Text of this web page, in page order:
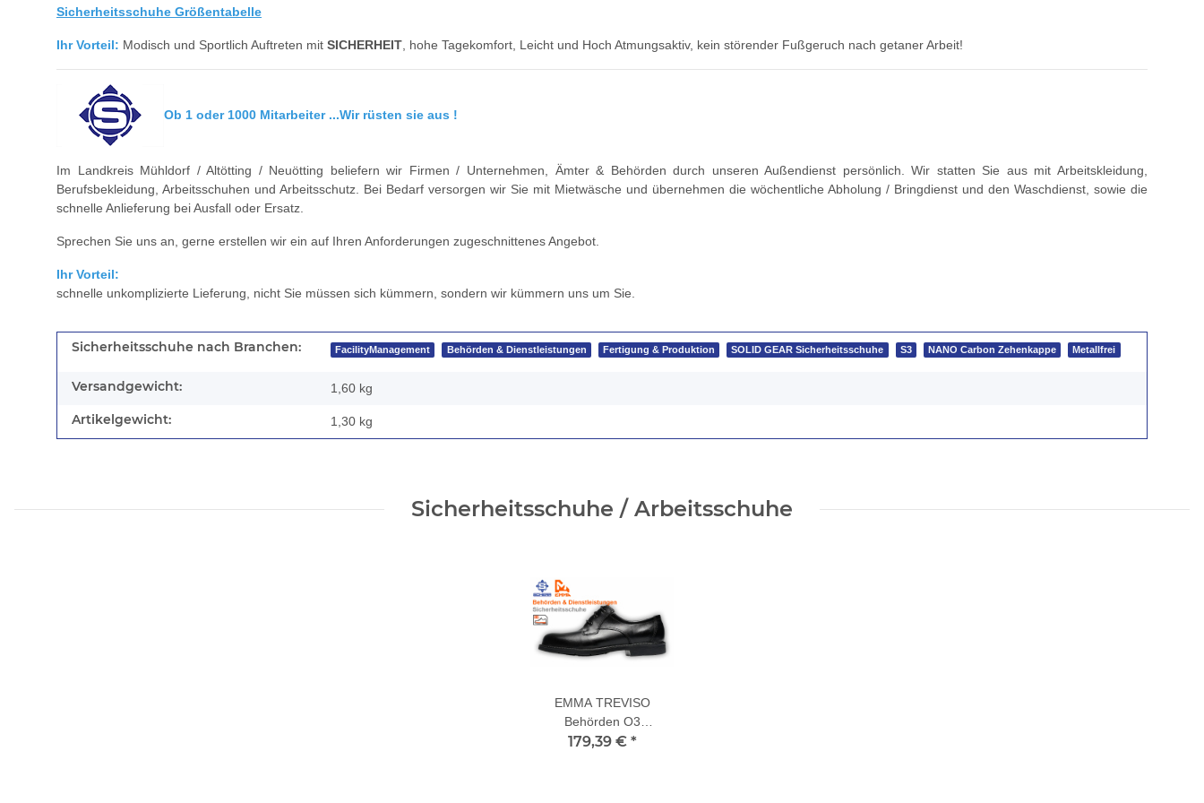
Sicherheitsschuhe Größentabelle
Ihr Vorteil: Modisch und Sportlich Auftreten mit SICHERHEIT, hohe Tagekomfort, Leicht und Hoch Atmungsaktiv, kein störender Fußgeruch nach getaner Arbeit!
Ob 1 oder 1000 Mitarbeiter ...Wir rüsten sie aus !
Im Landkreis Mühldorf / Altötting / Neuötting beliefern wir Firmen / Unternehmen, Ämter & Behörden durch unseren Außendienst persönlich. Wir statten Sie aus mit Arbeitskleidung,
Berufsbekleidung, Arbeitsschuhen und Arbeitsschutz. Bei Bedarf versorgen wir Sie mit Mietwäsche und übernehmen die wöchentliche Abholung / Bringdienst und den Waschdienst, sowie die
schnelle Anlieferung bei Ausfall oder Ersatz.
Sprechen Sie uns an, gerne erstellen wir ein auf Ihren Anforderungen zugeschnittenes Angebot.
Ihr Vorteil:
schnelle unkomplizierte Lieferung, nicht Sie müssen sich kümmern, sondern wir kümmern uns um Sie.
Sicherheitsschuhe nach Branchen: FacilityManagement Behörden & Dienstleistungen Fertigung & Produktion SOLID GEAR Sicherheitsschuhe S3 NANO Carbon Zehenkappe Metallfrei
Versandgewicht: 1,60 kg
Artikelgewicht: 1,30 kg
Sicherheitsschuhe / Arbeitsschuhe
EMMA TREVISO
Behörden O3
Sicherheitsschuhe
179,39 € *